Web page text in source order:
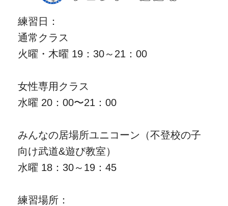
練習日：
通常クラス
火曜・木曜 19：30～21：00
女性専用クラス
水曜 20：00〜21：00
みんなの居場所ユニコーン（不登校の子
向け武道&遊び教室）
水曜 18：30～19：45
練習場所：